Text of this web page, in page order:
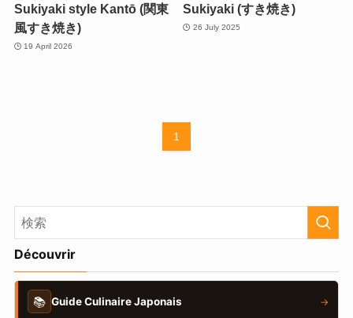
Sukiyaki style Kantō (関東
風すき焼き)
19 April 2026
Sukiyaki (すき焼き)
26 July 2025
1
Découvrir
📚 Guide Culinaire Japonais →